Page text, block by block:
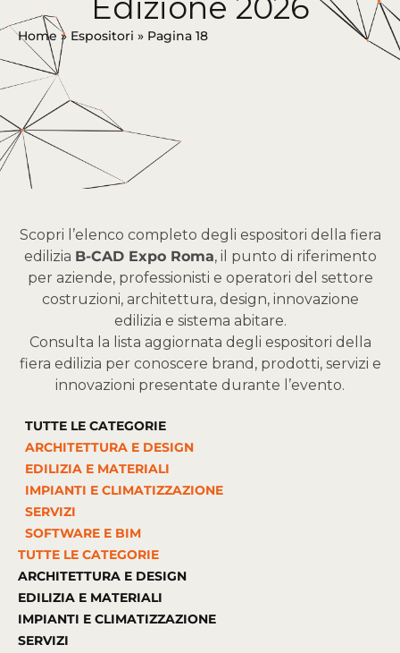
Edizione 2026
Home» Espositori » Pagina 18
Scopri l’elenco completo degli espositori della fiera
edilizia B-CAD Expo Roma, il punto di riferimento
per aziende, professionisti e operatori del settore
costruzioni, architettura, design, innovazione
edilizia e sistema abitare.
Consulta la lista aggiornata degli espositori della
fiera edilizia per conoscere brand, prodotti, servizi e
innovazioni presentate durante l’evento.
TUTTE LE CATEGORIE
ARCHITETTURA E DESIGN
EDILIZIA E MATERIALI
IMPIANTI E CLIMATIZZAZIONE
SERVIZI
SOFTWARE E BIM
TUTTE LE CATEGORIE
ARCHITETTURA E DESIGN
EDILIZIA E MATERIALI
IMPIANTI E CLIMATIZZAZIONE
SERVIZI